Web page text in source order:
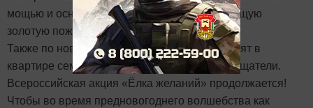
мощью и оснащённостью, а Данису – настоящую
золотую пожарную каску!
Также по новой традиции пожарные установят в
квартире семьи автономные пожарные извещатели.
Всероссийская акция «Ёлка желаний» продолжается!
Чтобы во время предновогоднего волшебства как